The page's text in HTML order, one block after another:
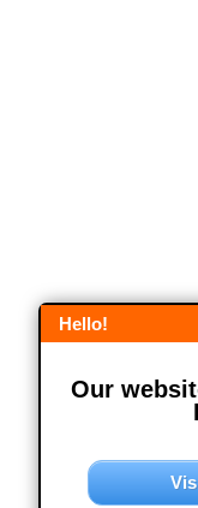
Hello!
Our